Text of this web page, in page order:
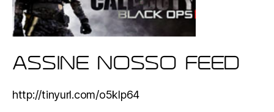
ASSINE NOSSO FEED
http://tinyurl.com/o5klp64